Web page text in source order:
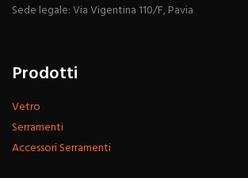
Sede legale: Via Vigentina 110/F, Pavia
Prodotti
Vetro
Serramenti
Accessori Serramenti